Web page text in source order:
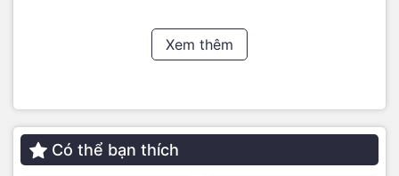
micrô chuẩn phòng thu. Camera sau 12MP chụp ảnh HDR
thông minh sống động, quay video sắc nét với độ chi tiết
cao ngay cả trong điều kiện thiếu sáng. Đèn flash True Tone
Xem thêm
Có thể bạn thích